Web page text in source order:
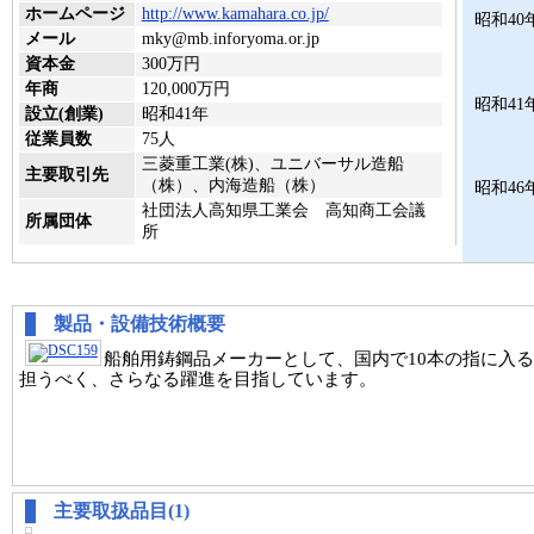
ホームページ
http://www.kamahara.co.jp/
メール
mky@mb.inforyoma.or.jp
資本金
300万円
年商
120,000万円
設立(創業)
昭和41年
従業員数
75人
主要取引先
三菱重工業(株)、ユニバーサル造船
（株）、内海造船（株）
所属団体
社団法人高知県工業会 高知商工会議
所
昭和40
昭和41
昭和46
製品・設備技術概要
船舶用鋳鋼品メーカーとして、国内で10本の指に入
担うべく、さらなる躍進を目指しています。
主要取扱品目(1)